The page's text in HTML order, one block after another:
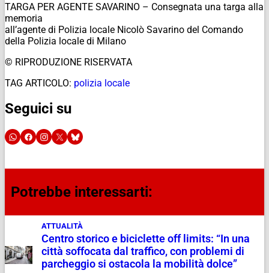
TARGA PER AGENTE SAVARINO – Consegnata una targa alla
memoria
all’agente di Polizia locale Nicolò Savarino del Comando
della Polizia locale di Milano
© RIPRODUZIONE RISERVATA
TAG ARTICOLO: polizia locale
Seguici su
Potrebbe interessarti:
ATTUALITÀ
Centro storico e biciclette off limits: “In una
città soffocata dal traffico, con problemi di
parcheggio si ostacola la mobilità dolce”